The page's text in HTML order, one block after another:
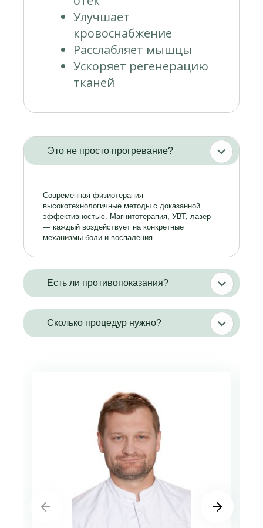
Улучшает
кровоснабжение
Расслабляет мышцы
Ускоряет регенерацию
тканей
Это не просто прогревание?
Современная физиотерапия —
высокотехнологичные методы с доказанной
эффективностью. Магнитотерапия, УВТ, лазер
— каждый воздействует на конкретные
механизмы боли и воспаления.
Есть ли противопоказания?
Сколько процедур нужно?